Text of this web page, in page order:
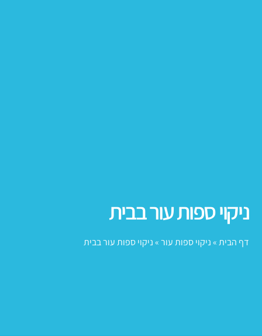
ספות עור בבית
הבית»ניקוי ספות עור»ניקוי ספות עור בבית